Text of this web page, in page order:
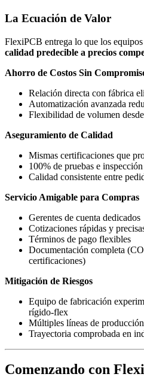
La Ecuación de Valor
FlexiPCB entrega lo que los equipos
calidad predecible a precios
Ahorro de Costos Sin
Relación directa con fábrica
Automatización avanzada
Flexibilidad de volumen
Aseguramiento de Calidad
Mismas certificaciones que
100% de pruebas e inspección
Calidad consistente entre
Servicio Amigable para Compras
Gerentes de cuenta dedicados
Cotizaciones rápidas y
Términos de pago flexibles
Documentación completa
certificaciones)
Mitigación de Riesgos
Equipo de fabricación
rígido-flex
Múltiples líneas de producción
Trayectoria comprobada en
Comenzando con